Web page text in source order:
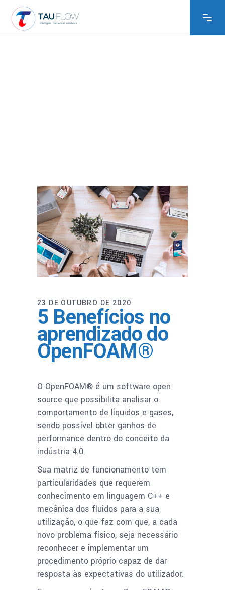
23 DE OUTUBRO DE 2020
5 Benefícios no
aprendizado do
OpenFOAM®
O OpenFOAM® é um software open
source que possibilita analisar o
comportamento de líquidos e gases,
sendo possível obter ganhos de
performance dentro do conceito da
indústria 4.0.
Sua matriz de funcionamento tem
particularidades que requerem
conhecimento em linguagem C++ e
mecânica dos fluidos para a sua
utilização, o que faz com que, a cada
novo problema físico, seja necessário
reconhecer e implementar um
procedimento próprio capaz de dar
resposta às expectativas do utilizador.